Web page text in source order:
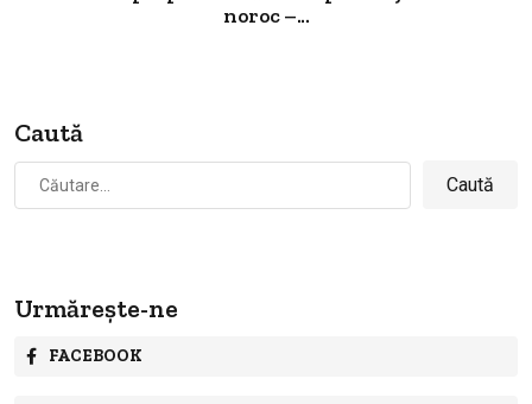
noroc –...
Caută
Caută
după:
Urmărește-ne
FACEBOOK